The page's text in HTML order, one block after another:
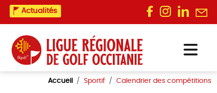
Actualités
Accueil Sportif Calendrier des compétitions